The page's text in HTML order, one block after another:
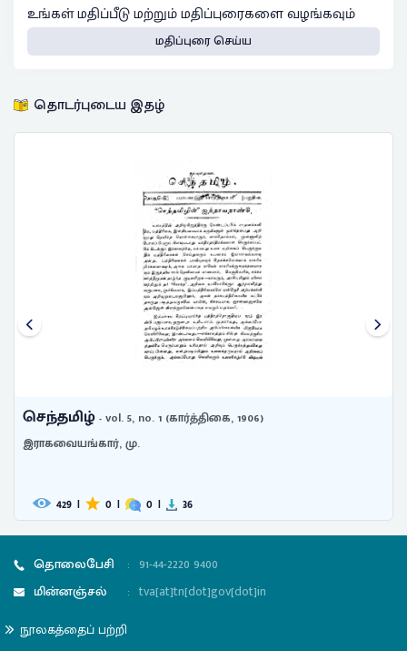
உங்கள் மதிப்பீடு மற்றும் மதிப்புரைகளை வழங்கவும்
மதிப்புரை செய்ய
தொடர்புடைய இதழ்
1906) செந்தமிழ்- vol. 31- no. 8 (June-July-
தொலைபேசி : 91-44-2220 9400
மின்னஞ்சல்
: tva[at]tn[dot]gov[dot]in
நூலகத்தைப் பற்றி